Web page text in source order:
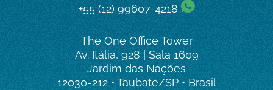
+55 (12) 99607-4218
The One Office Tower
Av. Itália, 928 | Sala 1609
Jardim das Nações
12030-212 • Taubaté/SP • Brasil